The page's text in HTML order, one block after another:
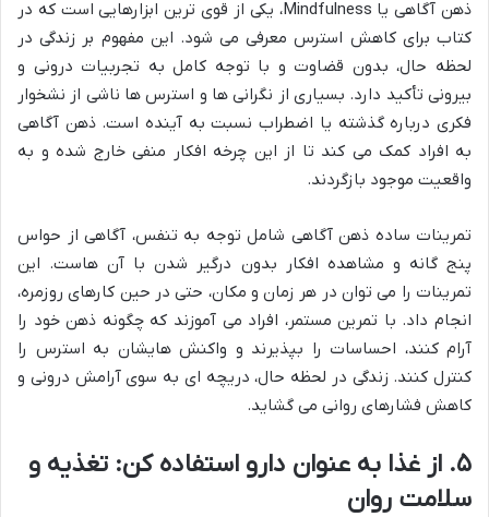
ذهن آگاهی یا Mindfulness، یکی از قوی ترین ابزارهایی است که در
کتاب برای کاهش استرس معرفی می شود. این مفهوم بر زندگی در
لحظه حال، بدون قضاوت و با توجه کامل به تجربیات درونی و
بیرونی تأکید دارد. بسیاری از نگرانی ها و استرس ها ناشی از نشخوار
فکری درباره گذشته یا اضطراب نسبت به آینده است. ذهن آگاهی
به افراد کمک می کند تا از این چرخه افکار منفی خارج شده و به
واقعیت موجود بازگردند.
تمرینات ساده ذهن آگاهی شامل توجه به تنفس، آگاهی از حواس
پنج گانه و مشاهده افکار بدون درگیر شدن با آن هاست. این
تمرینات را می توان در هر زمان و مکان، حتی در حین کارهای روزمره،
انجام داد. با تمرین مستمر، افراد می آموزند که چگونه ذهن خود را
آرام کنند، احساسات را بپذیرند و واکنش هایشان به استرس را
کنترل کنند. زندگی در لحظه حال، دریچه ای به سوی آرامش درونی و
کاهش فشارهای روانی می گشاید.
۵. از غذا به عنوان دارو استفاده کن: تغذیه و
سلامت روان